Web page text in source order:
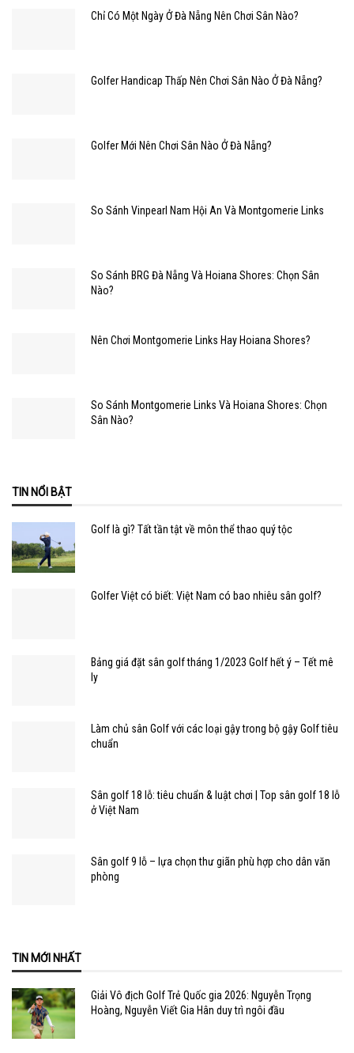
Chỉ Có Một Ngày Ở Đà Nẵng Nên Chơi Sân Nào?
Golfer Handicap Thấp Nên Chơi Sân Nào Ở Đà Nẵng?
Golfer Mới Nên Chơi Sân Nào Ở Đà Nẵng?
So Sánh Vinpearl Nam Hội An Và Montgomerie Links
So Sánh BRG Đà Nẵng Và Hoiana Shores: Chọn Sân
Nào?
Nên Chơi Montgomerie Links Hay Hoiana Shores?
So Sánh Montgomerie Links Và Hoiana Shores: Chọn
Sân Nào?
TIN NỔI BẬT
Golf là gì? Tất tần tật về môn thể thao quý tộc
Golfer Việt có biết: Việt Nam có bao nhiêu sân golf?
Bảng giá đặt sân golf tháng 1/2023 Golf hết ý – Tết mê
ly
Làm chủ sân Golf với các loại gậy trong bộ gậy Golf tiêu
chuẩn
Sân golf 18 lỗ: tiêu chuẩn & luật chơi | Top sân golf 18 lỗ
ở Việt Nam
Sân golf 9 lỗ – lựa chọn thư giãn phù hợp cho dân văn
phòng
TIN MỚI NHẤT
Giải Vô địch Golf Trẻ Quốc gia 2026: Nguyễn Trọng
Hoàng, Nguyễn Viết Gia Hân duy trì ngôi đầu